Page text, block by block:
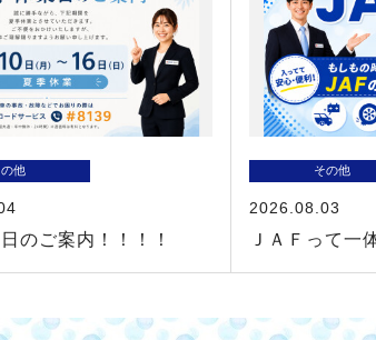
他
のご案内！！！！
その他
2026.08.03
ＪＡＦって一